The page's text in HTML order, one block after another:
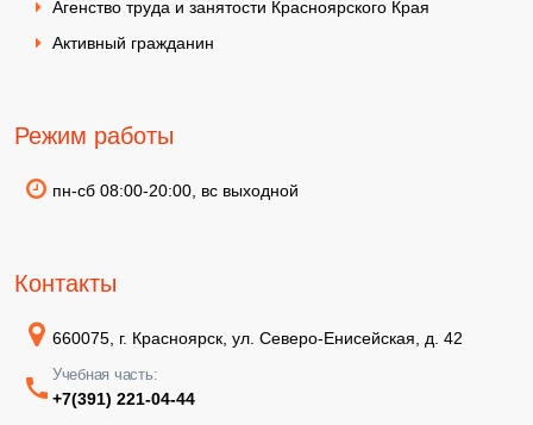
Агенство труда и занятости Красноярского Края
Активный гражданин
Режим работы
пн-сб 08:00-20:00, вс выходной
Контакты
660075, г. Красноярск, ул. Северо-Енисейская, д. 42
Учебная часть:
+7(391) 221-04-44